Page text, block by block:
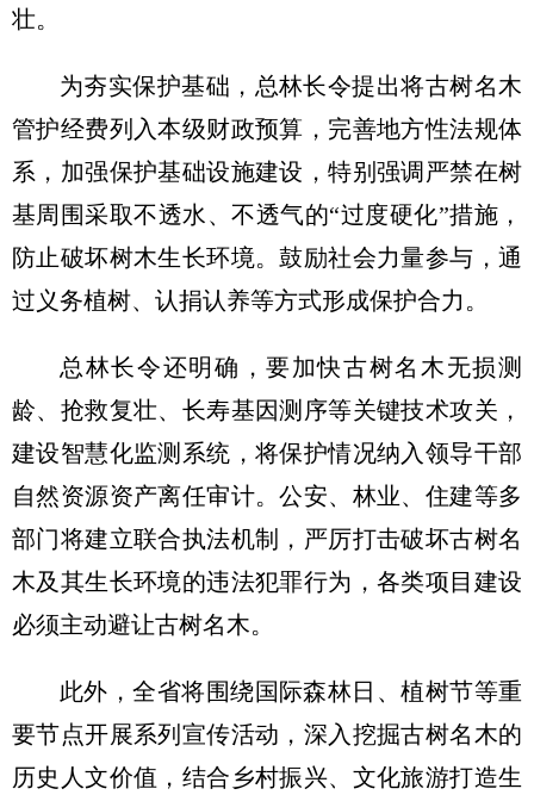
壮。
为夯实保护基础，总林长令提出将古树名木
管护经费列入本级财政预算，完善地方性法规体
系，加强保护基础设施建设，特别强调严禁在树
基周围采取不透水、不透气的“过度硬化”措施，
防止破坏树木生长环境。鼓励社会力量参与，通
过义务植树、认捐认养等方式形成保护合力。
总林长令还明确，要加快古树名木无损测
龄、抢救复壮、长寿基因测序等关键技术攻关，
建设智慧化监测系统，将保护情况纳入领导干部
自然资源资产离任审计。公安、林业、住建等多
部门将建立联合执法机制，严厉打击破坏古树名
木及其生长环境的违法犯罪行为，各类项目建设
必须主动避让古树名木。
此外，全省将围绕国际森林日、植树节等重
要节点开展系列宣传活动，深入挖掘古树名木的
历史人文价值，结合乡村振兴、文化旅游打造生